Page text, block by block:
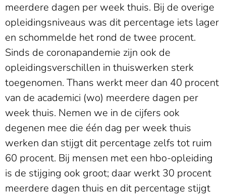
meerdere dagen per week thuis. Bij de overige
opleidingsniveaus was dit percentage iets lager
en schommelde het rond de twee procent.
Sinds de coronapandemie zijn ook de
opleidingsverschillen in thuiswerken sterk
toegenomen. Thans werkt meer dan 40 procent
van de academici (wo) meerdere dagen per
week thuis. Nemen we in de cijfers ook
degenen mee die één dag per week thuis
werken dan stijgt dit percentage zelfs tot ruim
60 procent. Bij mensen met een hbo-opleiding
is de stijging ook groot; daar werkt 30 procent
meerdere dagen thuis en dit percentage stijgt